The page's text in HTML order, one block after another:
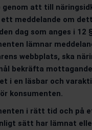
att till
ett meddelande om
dag som anges i 12
lämnar
webbplats, ska
bekräfta
i en läsbar och
konsumenten.
i rätt tid och på
sätt har lämnat